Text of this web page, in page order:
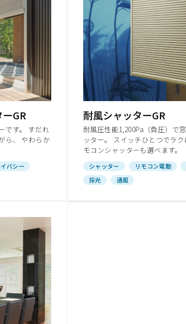
リフォームをショールームで体感
ショールーム展示商品検索
GR
です。 すだれ
ら、 やわらか
バシー
耐風シャッターGR
耐風圧性能1,200Pa（負圧）で
ッター。 スイッチひとつでラ
モコンシャッターも選べます。
シャッター リモコン電動
採光
通風